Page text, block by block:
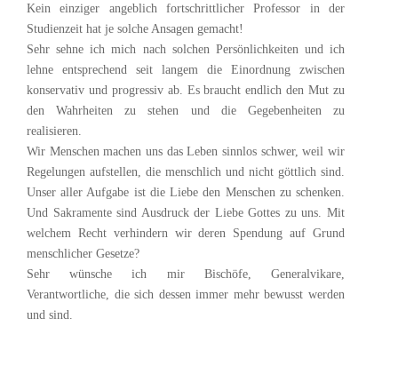
Kein einziger angeblich fortschrittlicher Professor in der
Studienzeit hat je solche Ansagen gemacht!
Sehr sehne ich mich nach solchen Persönlichkeiten und ich
lehne entsprechend seit langem die Einordnung zwischen
konservativ und progressiv ab. Es braucht endlich den Mut zu
den Wahrheiten zu stehen und die Gegebenheiten zu
realisieren.
Wir Menschen machen uns das Leben sinnlos schwer, weil wir
Regelungen aufstellen, die menschlich und nicht göttlich sind.
Unser aller Aufgabe ist die Liebe den Menschen zu schenken.
Und Sakramente sind Ausdruck der Liebe Gottes zu uns. Mit
welchem Recht verhindern wir deren Spendung auf Grund
menschlicher Gesetze?
Sehr wünsche ich mir Bischöfe, Generalvikare,
Verantwortliche, die sich dessen immer mehr bewusst werden
und sind.